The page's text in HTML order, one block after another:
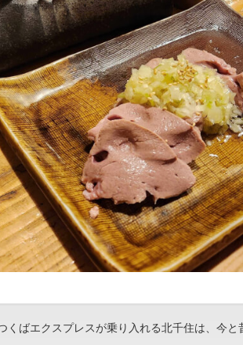
くばエクスプレスが乗り入れる北千住は、今と